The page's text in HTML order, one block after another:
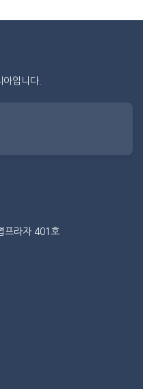
입니다.
프라자 401호